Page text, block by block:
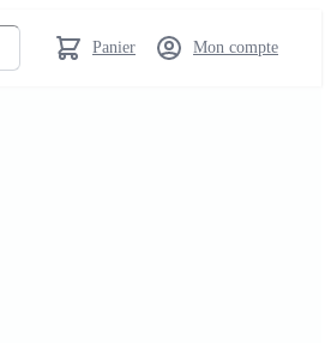
Panier Mon compte